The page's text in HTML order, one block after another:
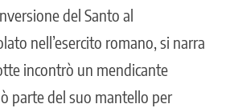
del Santo al
nell’esercito romano, si narra
incontrò un mendicante
parte del suo mantello per